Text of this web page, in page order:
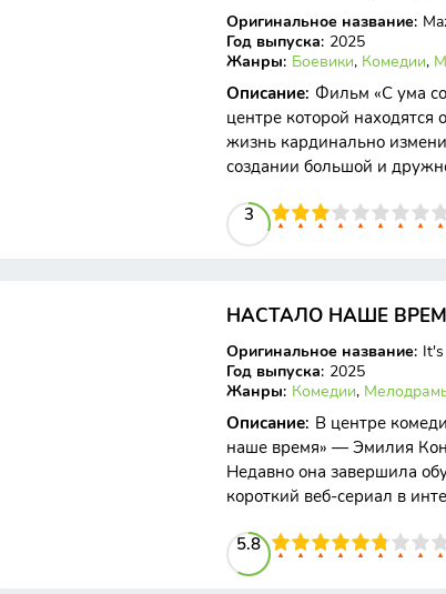
Оригинальное название:
Год выпуска: 2025
Жанры: Боевики, Комедии,
Описание: Фильм «С ума
центре которой
жизнь кардинально
создании большой и
3
4 5 6 7 8 9 10
НАСТАЛО НАШЕ
Оригинальное название:
Год выпуска: 2025
Жанры: Комедии,
Описание: В центре
наше время» — Эмилия
Недавно она завершила
короткий веб-сериал в
5.8
4 5 6 7 8 9 10